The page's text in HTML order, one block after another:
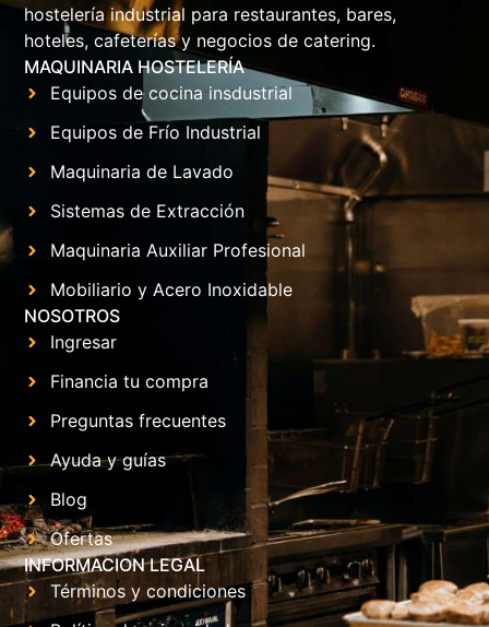
hostelería industrial para restaurantes, bares,
hoteles, cafeterías y negocios de catering.
MAQUINARIA HOSTELERÍA
Equipos de cocina insdustrial
Equipos de Frío Industrial
Maquinaria de Lavado
Sistemas de Extracción
Maquinaria Auxiliar Profesional
Mobiliario y Acero Inoxidable
NOSOTROS
Ingresar
Financia tu compra
Preguntas frecuentes
Ayuda y guías
Blog
Ofertas
INFORMACION LEGAL
Términos y condiciones